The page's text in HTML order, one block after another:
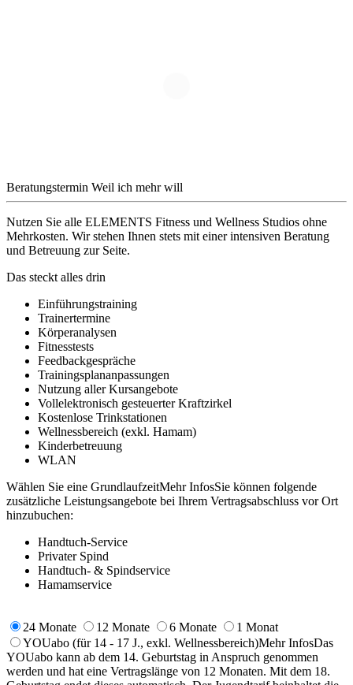
Beratungstermin Weil ich mehr will
Nutzen Sie alle ELEMENTS Fitness und Wellness Studios ohne
Mehrkosten. Wir stehen Ihnen stets mit einer intensiven Beratung
und Betreuung zur Seite.
Das steckt alles drin
Einführungstraining
Trainertermine
Körperanalysen
Fitnesstests
Feedbackgespräche
Trainingsplananpassungen
Nutzung aller Kursangebote
Vollelektronisch gesteuerter Kraftzirkel
Kostenlose Trinkstationen
Wellnessbereich (exkl. Hamam)
Kinderbetreuung
WLAN
Wählen Sie eine GrundlaufzeitMehr InfosSie können folgende
zusätzliche Leistungsangebote bei Ihrem Vertragsabschluss vor Ort
hinzubuchen:
Handtuch-Service
Privater Spind
Handtuch- & Spindservice
Hamamservice
24 Monate 12 Monate 6 Monate
1 Monat
YOUabo (für 14 - 17 J., exkl. Wellnessbereich)Mehr InfosDas
YOUabo kann ab dem 14. Geburtstag in Anspruch genommen
werden und hat eine Vertragslänge von 12 Monaten. Mit dem 18.